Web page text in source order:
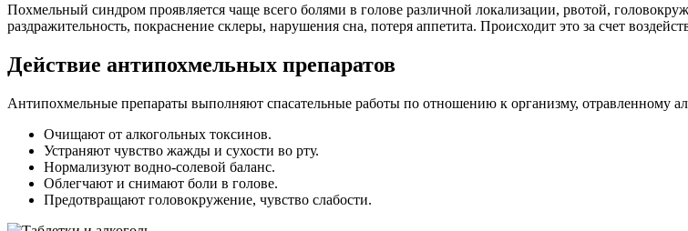
Похмельный синдром проявляется чаще всего болями в голове различной локализации, рвотой,
раздражительность, покраснение склеры, нарушения сна, потеря аппетита. Происходит это за счет
Действие антипохмельных препаратов
Антипохмельные препараты выполняют спасательные работы по отношению к организму, отравленному
Очищают от алкогольных токсинов.
Устраняют чувство жажды и сухости во рту.
Нормализуют водно-солевой баланс.
Облегчают и снимают боли в голове.
Предотвращают головокружение, чувство слабости.